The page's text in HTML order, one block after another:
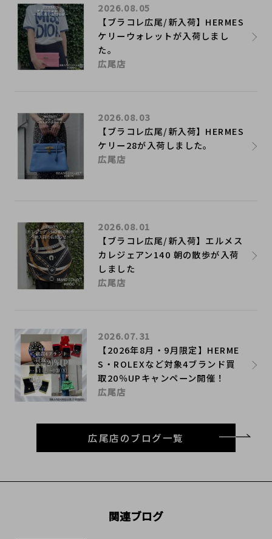
【ブラコレ広尾/新入荷】HERMES
ケリーウォレットが入荷しまし
た。
2026.08.05
広尾店
【ブラコレ広尾/新入荷】HERMES
ケリー28が入荷しました。
2026.08.03
広尾店
【ブラコレ広尾/新入荷】エルメス
カレジェアン140 朝の散歩が入荷
しました
2026.08.01
広尾店
【2026年8月・9月限定】HERME
S・ROLEXなど対象4ブランド買
取20％UPキャンペーン開催！
2026.07.31
広尾店
広尾店のブログ一覧
関連ブログ